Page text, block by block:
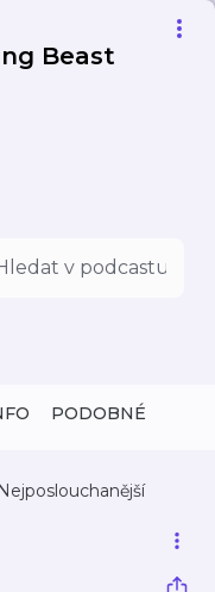
Beast
PODOBNÉ
Nejposlouchanější